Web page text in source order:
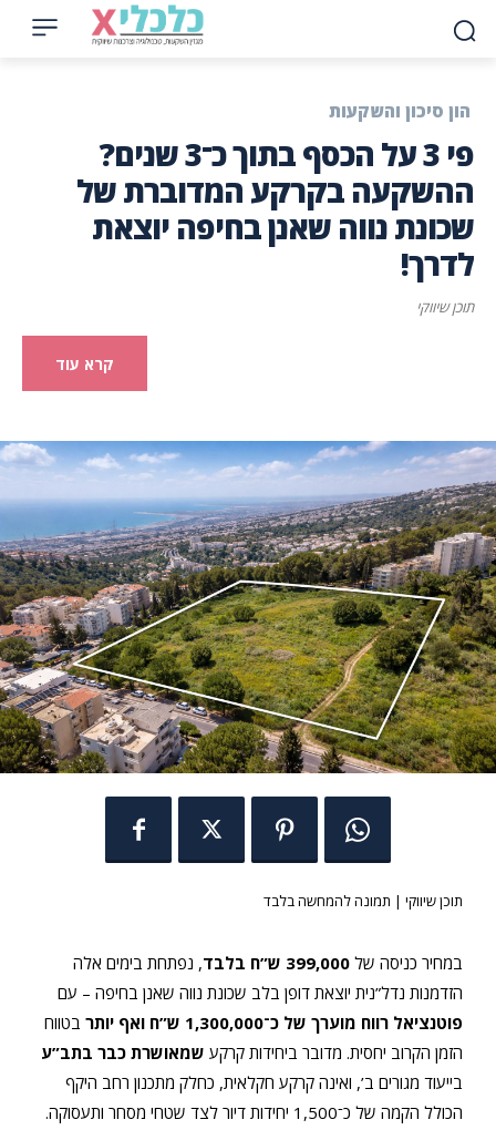
הון סיכון והשקעות
פי 3 על הכסף בתוך כ־3 שנים?
ההשקעה בקרקע המדוברת של
שכונת נווה שאנן בחיפה יוצאת
לדרך!
תוכן שיווקי
קרא עוד
תוכן שיווקי | תמונה להמחשה בלבד
במחיר כניסה של 399,000 ש”ח בלבד
, נפתחת בימים אלה
הזדמנות נדל”נית יוצאת דופן בלב שכונת נווה שאנן בחיפה – עם
פוטנציאל רווח מוערך של כ־1,300,000 ש”ח ואף יותר
בטווח
הזמן הקרוב יחסית. מדובר ביחידות קרקע שמאושרת כבר בתב”ע
בייעוד מגורים ב’, ואינה קרקע חקלאית, כחלק מתכנון רחב היקף
הכולל הקמה של כ־1,500 יחידות דיור לצד שטחי מסחר ותעסוקה.